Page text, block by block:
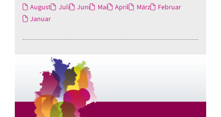
August
Juli Juni Mai April März
Februar
Januar